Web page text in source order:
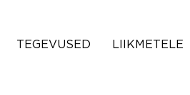
TEGEVUSED LIIKMETELE